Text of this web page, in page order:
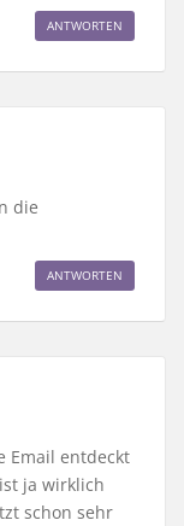
ANTWORTEN
die
ANTWORTEN
Email entdeckt
ja wirklich
schon sehr